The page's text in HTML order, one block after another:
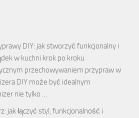
DIY: jak stworzyć funkcjonalny i
w kuchni krok po kroku
przechowywaniem przypraw w
DIY może być idealnym
nie tylko …
jak łączyć styl, funkcjonalność i